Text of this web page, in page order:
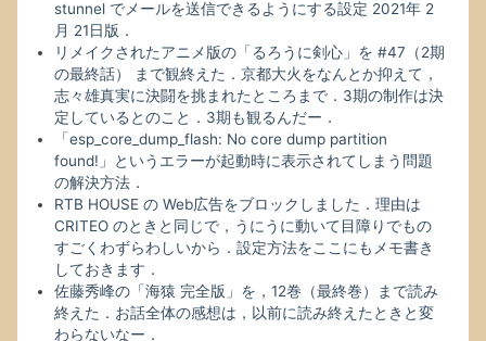
stunnel でメールを送信できるようにする設定 2021年 2
月 21日版．
リメイクされたアニメ版の「るろうに剣心」を #47（2期
の最終話） まで観終えた．京都大火をなんとか抑えて，
志々雄真実に決闘を挑まれたところまで．3期の制作は決
定しているとのこと．3期も観るんだー．
「esp_core_dump_flash: No core dump partition
found!」というエラーが起動時に表示されてしまう問題
の解決方法．
RTB HOUSE の Web広告をブロックしました．理由は
CRITEO のときと同じで，うにうに動いて目障りでもの
すごくわずらわしいから．設定方法をここにもメモ書き
しておきます．
佐藤秀峰の「海猿 完全版」を，12巻（最終巻）まで読み
終えた．お話全体の感想は，以前に読み終えたときと変
わらないなー．